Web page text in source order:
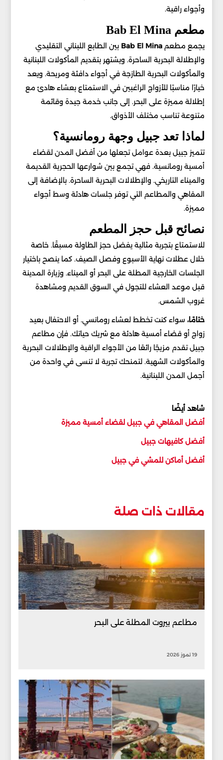
وأجواء راقية.
مطعم Bab El Mina
يجمع مطعمBab El Mina بين الطابع اللبناني التقليدي
والإطلالة البحرية الساحرة. ويشتهر بتقديم المأكولات اللبنانية
والمأكولات البحرية الطازجة في أجواء دافئة ومريحة. ويعد
خيارًا مناسبًا للأزواج الراغبين في الاستمتاع بعشاء هادئ مع
إطلالة مميزة على البحر. إلى جانب خدمة جيدة وقائمة
متنوعة تناسب مختلف الأذواق.
لماذا تعد جبيل وجهة رومانسية؟
تتميز جبيل بعدة عوامل تجعلها من أفضل المدن لقضاء
أمسية رومانسية. فهي تجمع بين شوارعها الحجرية القديمة
والميناء التاريخي. والإطلالات البحرية الساحرة. بالإضافة إلى
المقاهي والمطاعم التي توفر جلسات هادئة وسط أجواء
مميزة.
نصائح قبل حجز المطعم
للاستمتاع بتجربة مثالية يفضل حجز الطاولة مسبقًا. خاصة
خلال عطلات نهاية الأسبوع وفصل الصيف. كما ينصح باختيار
الجلسات الخارجية المطلة على البحر أو الميناء. وزيارة المدينة
قبل موعد العشاء للتجول في السوق القديم ومشاهدة
غروب الشمس.
ختامًا، سواء كنت تخطط لعشاء رومانسي. أو الاحتفال بعيد
زواج أو قضاء أمسية هادئة مع شريك حياتك. فإن مطاعم
جبيل تقدم مزيجًا رائعًا من الأجواء الراقية والإطلالات البحرية
والمأكولات الشهية. لتمنحك تجربة لا تنسى في واحدة من
أجمل المدن اللبنانية.
شاهد أيضًا
أفضل المقاهي في جبيل لقضاء أمسية مميزة
أفضل كافيهات جبيل
أفضل أماكن للمشي في جبيل
مقالات ذات صلة
مطاعم بيروت المطلة على البحر
19 تموز 2026